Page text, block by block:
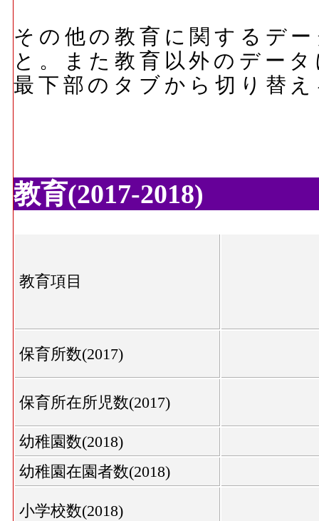
その他の教育に関するデ
と。また教育以外のデー
最下部のタブから切り替
教育(2017-2018)
教育項目
保育所数(2017)
保育所在所児数(2017)
幼稚園数(2018)
幼稚園在園者数(2018)
小学校数(2018)